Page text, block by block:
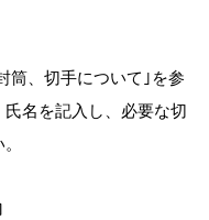
筒、切手について｣を参
名を記入し、必要な切